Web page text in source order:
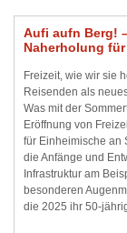
Aufi aufn Berg!
Naherholung
Freizeit, wie wir sie
Reisenden als
Was mit der
Eröffnung von
für Einheimische an
die Anfänge und
Infrastruktur am
besonderen
die 2025 ihr 50-